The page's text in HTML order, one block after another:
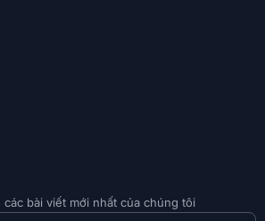
bài viết mới nhất của chúng tôi